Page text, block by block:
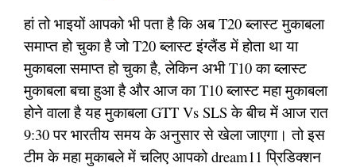
हां तो भाइयों आपको भी पता है कि अब T20 ब्लास्ट मुकाबला
समाप्त हो चुका है जो T20 ब्लास्ट इंग्लैंड में होता था या
मुकाबला समाप्त हो चुका है, लेकिन अभी T10 का ब्लास्ट
मुकाबला बचा हुआ है और आज का T10 ब्लास्ट महा मुकाबला
होने वाला है यह मुकाबला GTT Vs SLS के बीच में आज रात
9:30 पर भारतीय समय के अनुसार से खेला जाएगा। तो इस
टीम के महा मुकाबले में चलिए आपको dream11 प्रिडिक्शन